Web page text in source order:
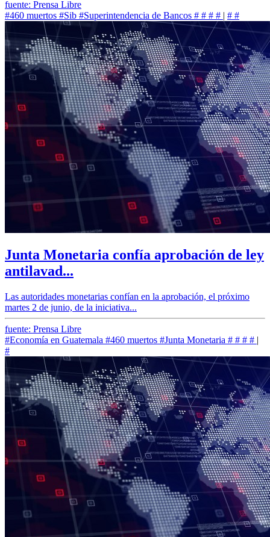
fuente: Prensa Libre
#460 muertos #Sib #Superintendencia de Bancos # # # # | # #
Junta Monetaria confía aprobación de ley
antilavad...
Las autoridades monetarias confían en la aprobación, el próximo
martes 2 de junio, de la iniciativa...
fuente: Prensa Libre
#Economía en Guatemala #460 muertos #Junta Monetaria # # # # |
#